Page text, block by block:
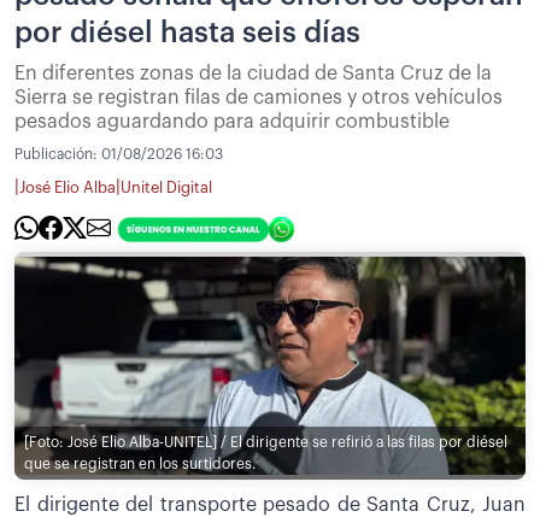
por diésel hasta seis días
En diferentes zonas de la ciudad de Santa Cruz de la
Sierra se registran filas de camiones y otros vehículos
pesados aguardando para adquirir combustible
Publicación: 01/08/2026 16:03
José Elio Alba Unitel Digital
[Foto: José Elio Alba-UNITEL] / El dirigente se refirió a las filas por diésel
que se registran en los surtidores.
El dirigente del transporte pesado de Santa Cruz, Juan